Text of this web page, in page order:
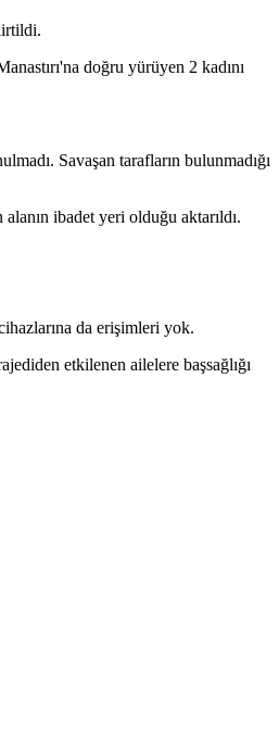
doğru yürüyen 2 kadını
Savaşan tarafların bulunmadığı
ibadet yeri olduğu aktarıldı.
da erişimleri yok.
etkilenen ailelere başsağlığı